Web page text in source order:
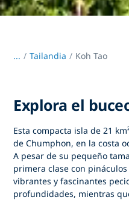
... / Tailandia Koh Tao
Explora el
Esta compacta isla de 21
de Chumphon, en la costa
A pesar de su pequeño
primera clase con
vibrantes y fascinantes
profundidades, mientras